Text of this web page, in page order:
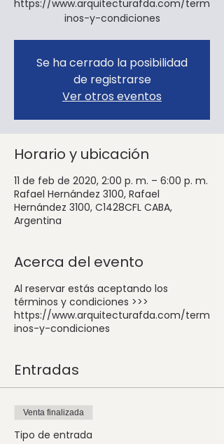
https://www.arquitecturafda.com/term
inos-y-condiciones
Se ha cerrado la posibilidad
de registrarse
Ver otros eventos
Horario y ubicación
11 de feb de 2020, 2:00 p. m. – 6:00 p. m.
Rafael Hernández 3100, Rafael
Hernández 3100, C1428CFL CABA,
Argentina
Acerca del evento
Al reservar estás aceptando los
términos y condiciones >>>
https://www.arquitecturafda.com/term
inos-y-condiciones
Entradas
Venta finalizada
Tipo de entrada